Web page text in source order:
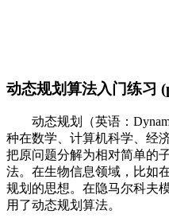
动态规划算法入门练习
动态规划（英语：
种在数学、计算机科学、经
把原问题分解为相对简单的
法。在生物信息领域，比如
规划的思想。在隐马尔科夫
用了动态规划算法。